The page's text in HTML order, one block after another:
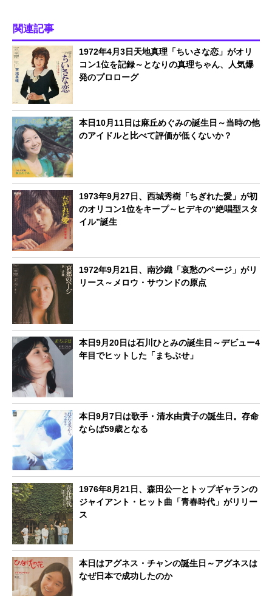
関連記事
1972年4月3日天地真理「ちいさな恋」がオリ
コン1位を記録～となりの真理ちゃん、人気爆
発のプロローグ
本日10月11日は麻丘めぐみの誕生日～当時の他
のアイドルと比べて評価が低くないか？
1973年9月27日、西城秀樹「ちぎれた愛」が初
のオリコン1位をキープ～ヒデキの“絶唱型スタ
イル”誕生
1972年9月21日、南沙織「哀愁のページ」がリ
リース～メロウ・サウンドの原点
本日9月20日は石川ひとみの誕生日～デビュー4
年目でヒットした「まちぶせ」
本日9月7日は歌手・清水由貴子の誕生日。存命
ならば59歳となる
1976年8月21日、森田公一とトップギャランの
ジャイアント・ヒット曲「青春時代」がリリー
ス
本日はアグネス・チャンの誕生日～アグネスは
なぜ日本で成功したのか